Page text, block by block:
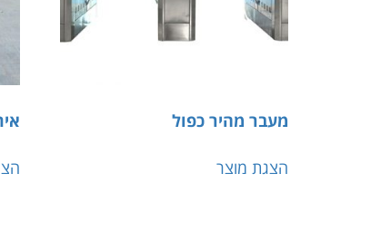
מעבר מהיר כפול
הצגת מוצר